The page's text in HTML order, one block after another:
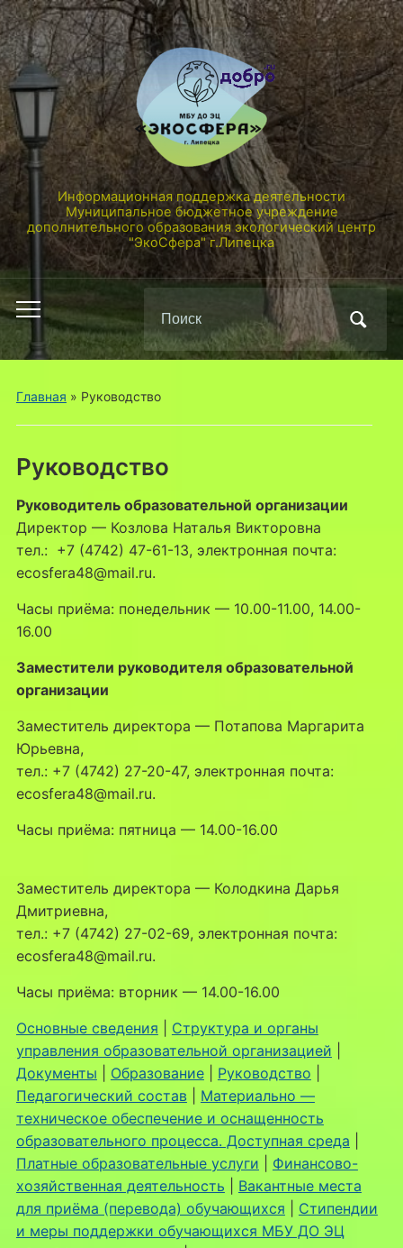
Информационная поддержка деятельности
Муниципальное бюджетное учреждение
дополнительного образования экологический центр
"ЭкоСфера" г.Липецка
Переключить
мобильное
меню
по:
Главная » Руководство
Руководство
Руководитель образовательной организации
Директор — Козлова Наталья Викторовна
тел.: +7 (4742) 47-61-13, электронная почта:
ecosfera48@mail.ru.
Часы приёма: понедельник — 10.00-11.00, 14.00-
16.00
Заместители руководителя образовательной
организации
Заместитель директора — Потапова Маргарита
Юрьевна,
тел.: +7 (4742) 27-20-47, электронная почта:
ecosfera48@mail.ru.
Часы приёма: пятница — 14.00-16.00
Заместитель директора — Колодкина Дарья
Дмитриевна,
тел.: +7 (4742) 27-02-69, электронная почта:
ecosfera48@mail.ru.
Часы приёма: вторник — 14.00-16.00
Основные сведения
Структура и органы
управления образовательной организацией
Документы
Образование| Руководство
Педагогический состав
Материально —
техническое обеспечение и оснащенность
образовательного процесса. Доступная среда
Платные образовательные услуги
Финансово-
хозяйственная деятельность
Вакантные места
для приёма (перевода) обучающихся
Стипендии
и меры поддержки обучающихся МБУ ДО ЭЦ